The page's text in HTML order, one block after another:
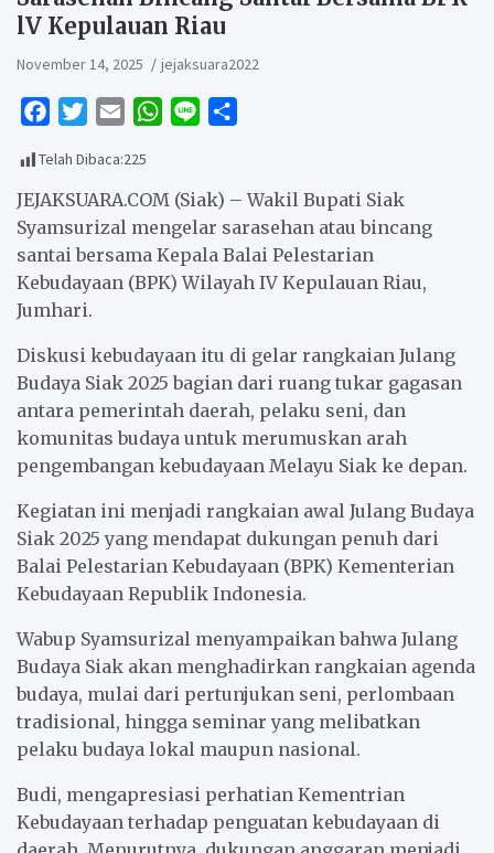
lV Kepulauan Riau
November 14, 2025 jejaksuara2022
c
e
b
o
o
k
i
t
t
e
r
a
i
W
t
s
A
p
e
r
e
Telah Dibaca:225
JEJAKSUARA.COM (Siak) – Wakil Bupati Siak
Syamsurizal mengelar sarasehan atau bincang
santai bersama Kepala Balai Pelestarian
Kebudayaan (BPK) Wilayah IV Kepulauan Riau,
Jumhari.
Diskusi kebudayaan itu di gelar rangkaian Julang
Budaya Siak 2025 bagian dari ruang tukar gagasan
antara pemerintah daerah, pelaku seni, dan
komunitas budaya untuk merumuskan arah
pengembangan kebudayaan Melayu Siak ke depan.
Kegiatan ini menjadi rangkaian awal Julang Budaya
Siak 2025 yang mendapat dukungan penuh dari
Balai Pelestarian Kebudayaan (BPK) Kementerian
Kebudayaan Republik Indonesia.
Wabup Syamsurizal menyampaikan bahwa Julang
Budaya Siak akan menghadirkan rangkaian agenda
budaya, mulai dari pertunjukan seni, perlombaan
tradisional, hingga seminar yang melibatkan
pelaku budaya lokal maupun nasional.
Budi, mengapresiasi perhatian Kementrian
Kebudayaan terhadap penguatan kebudayaan di